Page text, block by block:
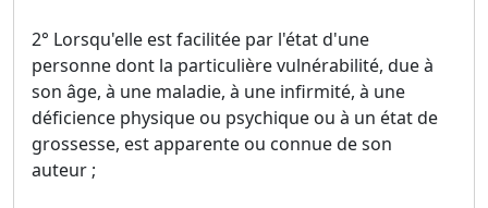
2° Lorsqu'elle est facilitée par l'état d'une
personne dont la particulière vulnérabilité, due à
son âge, à une maladie, à une infirmité, à une
déficience physique ou psychique ou à un état de
grossesse, est apparente ou connue de son
auteur ;